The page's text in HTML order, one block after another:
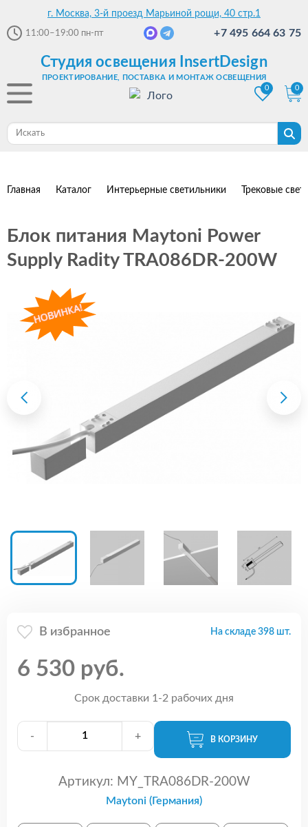
г. Москва, 3-й проезд Марьиной рощи, 40 стр.1
11:00–19:00 пн-пт +7 495 664 63 75
Студия освещения InsertDesign
ПРОЕКТИРОВАНИЕ, ПОСТАВКА И МОНТАЖ ОСВЕЩЕНИЯ
0
0
Главная Каталог Интерьерные светильники Трековые
Блок питания Maytoni Power
Supply Radity TRA086DR-200W
В избранное На складе 398 шт.
6 530 руб.
Срок доставки 1-2 рабочих дня
- + В КОРЗИНУ
Артикул: MY_TRA086DR-200W
Maytoni (Германия)